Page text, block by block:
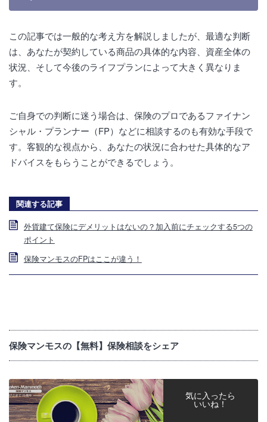
この記事では一般的な考え方を解説しましたが、最適な判断
は、あなたが契約している商品の具体的な内容、資産全体の
状況、そして今後のライフプランによって大きく異なりま
す。
ご自身での判断に迷う場合は、保険のプロであるファイナン
シャル・プランナー（FP）などに相談するのも有効な手段で
す。客観的な視点から、あなたの状況に合わせた具体的なア
ドバイスをもらうことができるでしょう。
関連する記事
外貨建て保険にデメリットはないの？加入前にチェックする5つの
ポイント
保険マンモスのFPはここが違う！
保険マンモスの【無料】保険相談をシェア
気に入ったら
いいね！